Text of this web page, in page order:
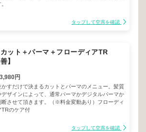
タップして空席を確認
カット＋パーマ＋フローディアTR
】
円
かすだけで決まるカットとパーマのメニュー。髪質
デザインによって、通常パーマかデジタルパーマか
断させて頂きます。（※料金変動あり）フローディ
TRのケア付
タップして空席を確認